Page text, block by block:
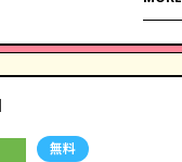
無料